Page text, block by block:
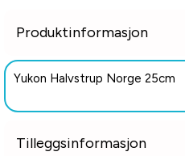
Produktinformasjon
Yukon Halvstrup Norge 25cm
Tilleggsinformasjon